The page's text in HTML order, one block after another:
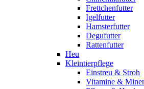
Frettchenfutter
Igelfutter
Hamsterfutter
Degufutter
Rattenfutter
Heu
Kleintierpflege
Einstreu & Stroh
Vitamine &